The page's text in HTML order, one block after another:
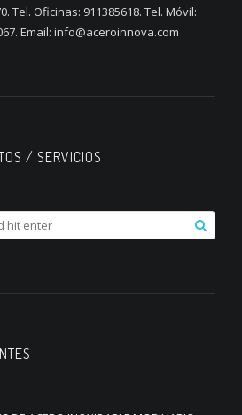
Tel. Oficinas: 911385618. Tel. Móvil:
Email: info@aceroinnova.com
/ SERVICIOS